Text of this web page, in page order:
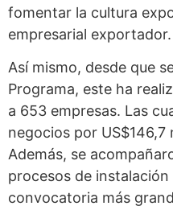
fomentar la cultura
empresarial exportador.
Así mismo, desde que
Programa, este ha
a 653 empresas. Las
negocios por US$146,7
Además, se
procesos de
convocatoria más